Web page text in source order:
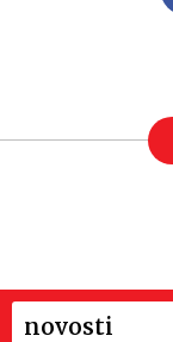
novosti